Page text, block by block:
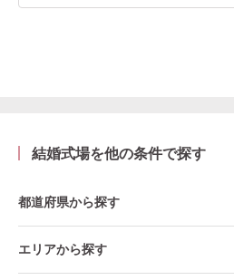
結婚式場を他の条件で探す
都道府県から探す
エリアから探す